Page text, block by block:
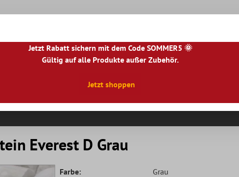
|PL|PT|FI|GR|RO|NO|HU|BG|HR|
Terrassenplatten
Everest D Grau
Farbe:
Grau
Jetzt Rabatt sichern mit dem Code SOMMER5 🌞
Gültig auf alle Produkte außer Zubehör.
Jetzt shoppen